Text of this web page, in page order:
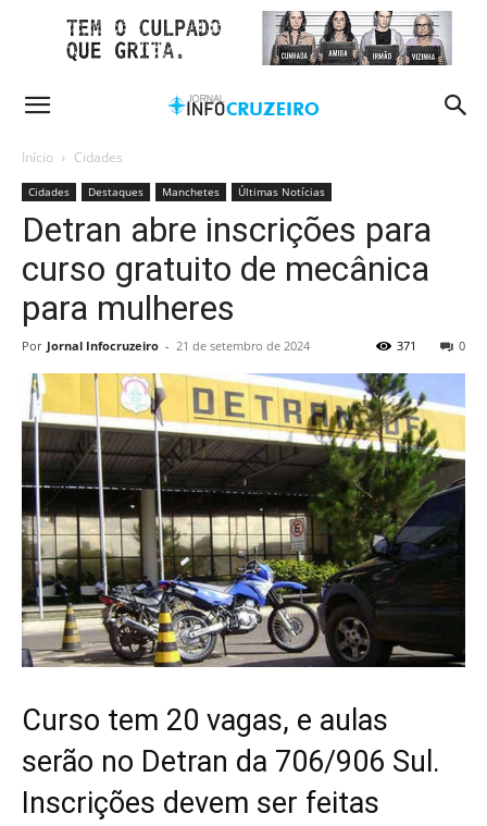
Início Cidades
Cidades Destaques Manchetes Últimas Notícias
Detran abre inscrições para
curso gratuito de mecânica
para mulheres
Por Jornal Infocruzeiro - 21 de setembro de 2024 0
371
Curso tem 20 vagas, e aulas
serão no Detran da 706/906 Sul.
Inscrições devem ser feitas